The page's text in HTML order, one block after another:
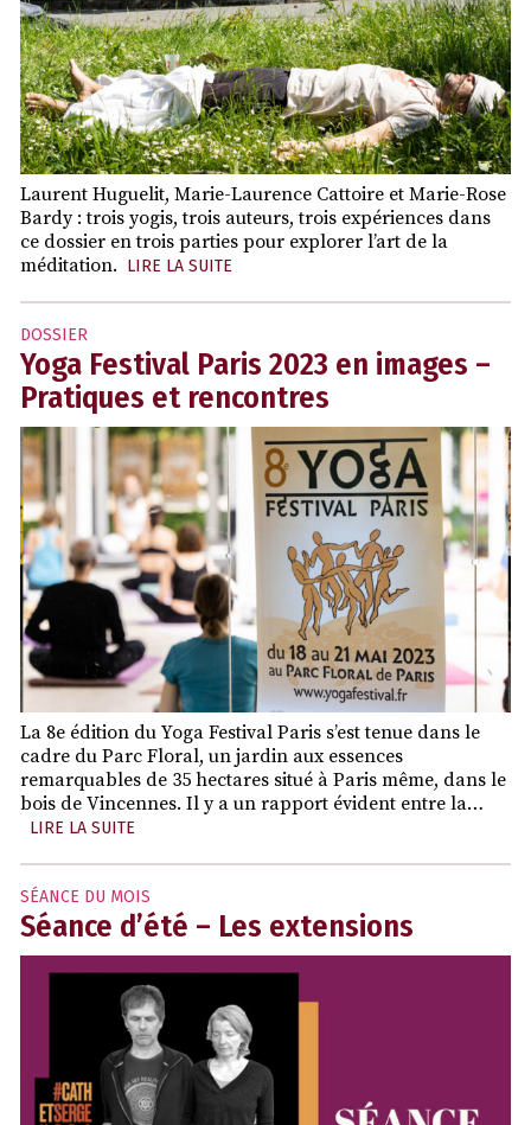
Laurent Huguelit, Marie-Laurence Cattoire et Marie-Rose
Bardy : trois yogis, trois auteurs, trois expériences dans
ce dossier en trois parties pour explorer l’art de la
méditation. LIRE LA SUITE
DOSSIER
Yoga Festival Paris 2023 en images –
Pratiques et rencontres
La 8e édition du Yoga Festival Paris s’est tenue dans le
cadre du Parc Floral, un jardin aux essences
remarquables de 35 hectares situé à Paris même, dans le
bois de Vincennes. Il y a un rapport évident entre la…
LIRE LA SUITE
SÉANCE DU MOIS
Séance d’été – Les extensions